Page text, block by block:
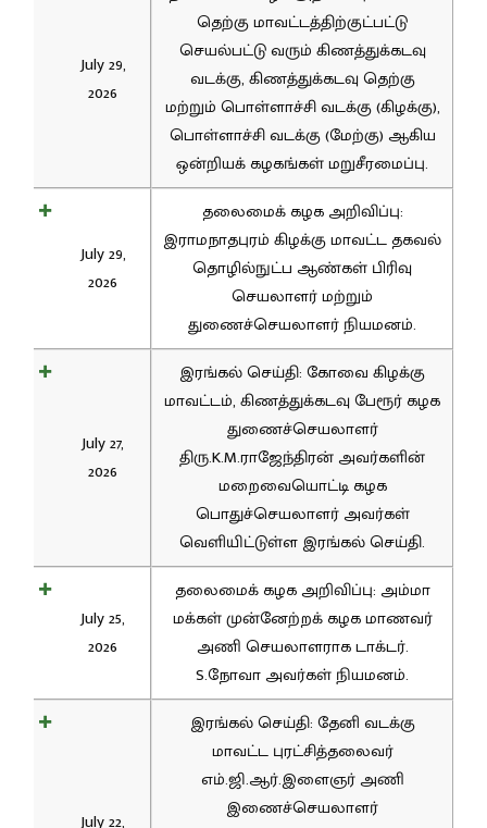
July 29,
2026
தெற்கு மாவட்டத்திற்குட்பட்டு
செயல்பட்டு வரும் கிணத்துக்கடவு
வடக்கு, கிணத்துக்கடவு தெற்கு
மற்றும் பொள்ளாச்சி வடக்கு (கிழக்கு),
பொள்ளாச்சி வடக்கு (மேற்கு) ஆகிய
ஒன்றியக் கழகங்கள் மறுசீரமைப்பு.
July 29,
2026
தலைமைக் கழக அறிவிப்பு:
இராமநாதபுரம் கிழக்கு மாவட்ட தகவல்
தொழில்நுட்ப ஆண்கள் பிரிவு
செயலாளர் மற்றும்
துணைச்செயலாளர் நியமனம்.
July 27,
2026
இரங்கல் செய்தி: கோவை கிழக்கு
மாவட்டம், கிணத்துக்கடவு பேரூர் கழக
துணைச்செயலாளர்
திரு.K.M.ராஜேந்திரன் அவர்களின்
மறைவையொட்டி கழக
பொதுச்செயலாளர் அவர்கள்
வெளியிட்டுள்ள இரங்கல் செய்தி.
July 25,
2026
தலைமைக் கழக அறிவிப்பு: அம்மா
மக்கள் முன்னேற்றக் கழக மாணவர்
அணி செயலாளராக டாக்டர்.
S.நோவா அவர்கள் நியமனம்.
July 22,
இரங்கல் செய்தி: தேனி வடக்கு
மாவட்ட புரட்சித்தலைவர்
எம்.ஜி.ஆர்.இளைஞர் அணி
இணைச்செயலாளர்